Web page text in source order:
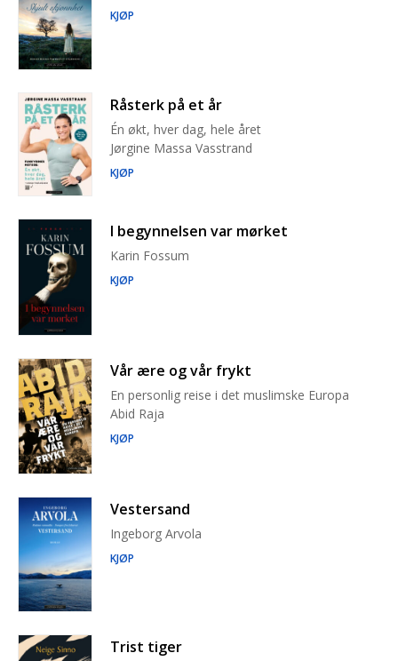
KJØP
Råsterk på et år
Én økt, hver dag, hele året
Jørgine Massa Vasstrand
KJØP
I begynnelsen var mørket
Karin Fossum
KJØP
Vår ære og vår frykt
En personlig reise i det muslimske Europa
Abid Raja
KJØP
Vestersand
Ingeborg Arvola
KJØP
Trist tiger